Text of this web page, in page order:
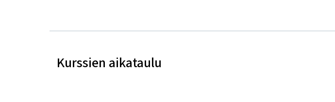
Kurssien aikataulu